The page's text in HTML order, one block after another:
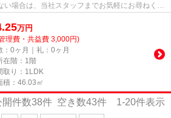
い場合は、当社スタッフまでお気軽にお尋ねくだ
万円
理費・共益費 3,000円)
：0ヶ月｜礼：0ヶ月
在階：1階
取り：1LDK
積：46.03㎡
件数38件 空き数43件 1-20件表示